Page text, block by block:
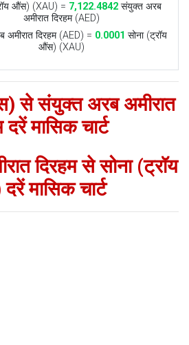
औंस) (XAU) = 7,122.4842 संयुक्त अरब
अमीरात दिरहम (AED)
अमीरात दिरहम (AED) = 0.0001 सोना (ट्रॉय
औंस) (XAU)
से संयुक्त अरब अमीरात
दरें मासिक चार्ट
दिरहम से सोना (ट्रॉय
मासिक चार्ट